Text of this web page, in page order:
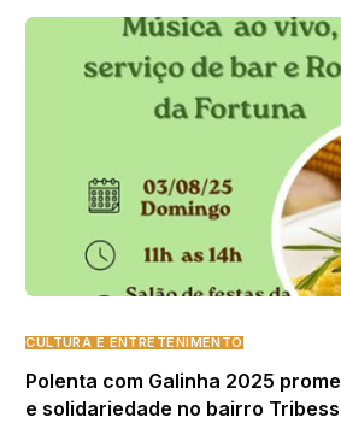
CULTURA E ENTRETENIMENTO
Polenta com Galinha 2025
e solidariedade no bairro